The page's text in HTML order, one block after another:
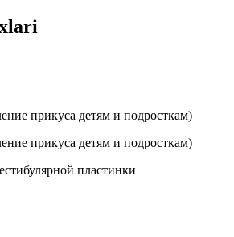
прикуса детям и подросткам)
прикуса детям и подросткам)
пластинки